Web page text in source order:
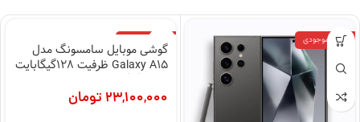
اتمام موجودی
گوشی موبایل سامسونگ مدل
Galaxy A15 ظرفیت 128گیگابایت
23,100,000 تومان